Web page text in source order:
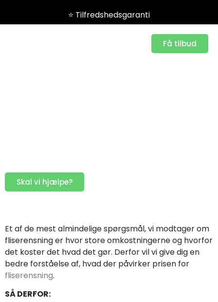
⭐️ Tilfredshedsgaranti
Få tilbud
Skal vi hjælpe?
Et af de mest almindelige spørgsmål, vi modtager om
fliserensning er hvor store omkostningerne og hvorfor
det koster det hvad det gør. Derfor vil vi give dig en
bedre forståelse af, hvad der påvirker prisen for
fliserensning.
SÅ DERFOR: